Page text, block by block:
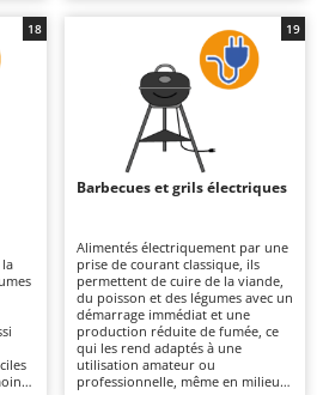
le bois - Scies à bûches
pour tracteur
- Démarreurs
de
à
où
Par rapport aux modèles à gaz, ils
nécessitent davantage
d’expérience dans la gestion de la
flamme et des temps de
préparation plus longs, mais
offrent une cuisson authentique,
avec un arôme plus intense et une
diffusion naturelle de la chaleur.
La structure, généralement de
poids moyen ou lourd et réalisée
en tôle épaisse, garantit une
par la combustion du bois. Le plan
de cuisson, disponible en acier
chromé, fonte émaillée ou inox,
est dimensionné pour servir de 2
à 5 personnes jusqu’à 21 à 45
convives, selon les modèles.
Particulièrement adaptés aux
jardins et aux cuisines extérieures
aménagées, ces barbecues
18
Barbecues et grils électriques
Alimentés électriquement par une
prise de courant classique, ils
permettent de cuire de la viande,
du poisson et des légumes avec un
démarrage immédiat et une
production réduite de fumée, ce
qui les rend adaptés à une
utilisation amateur ou
professionnelle, même en milieu
19